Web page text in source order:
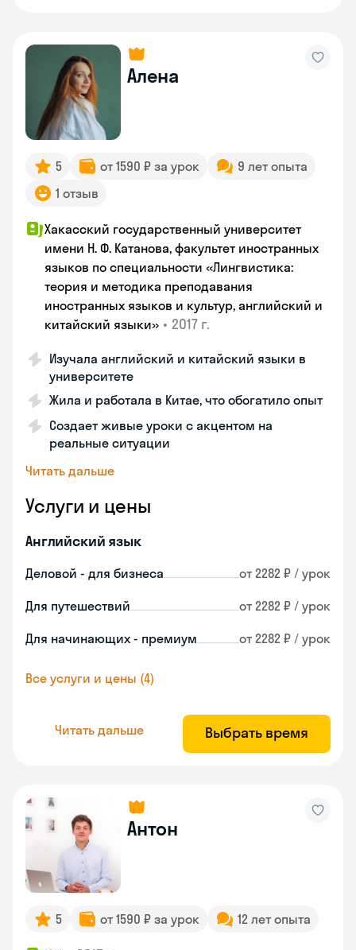
Алена
5 от 1590 ₽ за урок
9 лет опыта
1 отзыв
Хакасский государственный университет
имени Н. Ф. Катанова, факультет иностранных
языков по специальности «Лингвистика:
теория и методика преподавания
иностранных языков и культур, английский и
китайский языки» • 2017 г.
Изучала английский и китайский языки в
университете
Жила и работала в Китае, что обогатило опыт
Создает живые уроки с акцентом на
реальные ситуации
Читать дальше
Услуги и цены
Английский язык
Деловой - для бизнеса от 2282 ₽ / урок
Для путешествий от 2282 ₽ / урок
Для начинающих - премиум от 2282 ₽ / урок
Все услуги и цены (4)
Читать дальше Выбрать время
Антон
5 от 1590 ₽ за урок 12 лет опыта